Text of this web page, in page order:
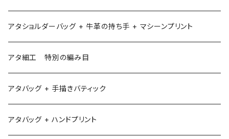
アタショルダーバッグ + 牛革の持ち手 + マシーンプリント
アタ細工 特別の編み目
アタバッグ + 手描きバティック
アタバッグ + ハンドプリント